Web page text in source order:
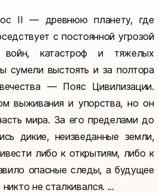
II — древнюю планету, где
с постоянной угрозой
катастроф и тяжелых
сумели выстоять и за полтора
— Пояс Цивилизации.
выживания и упорства, но он
мира. За его пределами до
дикие, неизведанные земли,
либо к открытиям, либо к
опасные следы, а будущее
не сталкивался. ...